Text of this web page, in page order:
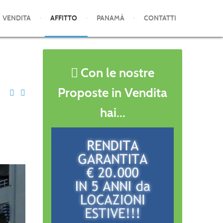
VENDITA AFFITTO PANAMÀ CONTATTI
Con le nostre
Proposte in Vendita
hai...